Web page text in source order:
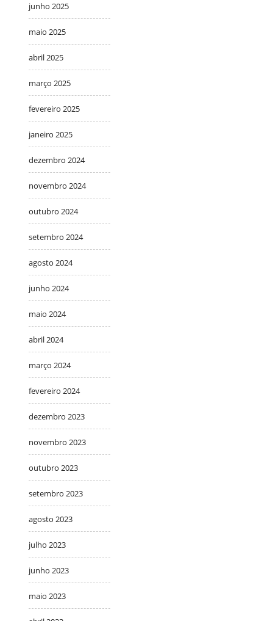
junho 2025
maio 2025
abril 2025
março 2025
fevereiro 2025
janeiro 2025
dezembro 2024
novembro 2024
outubro 2024
setembro 2024
agosto 2024
junho 2024
maio 2024
abril 2024
março 2024
fevereiro 2024
dezembro 2023
novembro 2023
outubro 2023
setembro 2023
agosto 2023
julho 2023
junho 2023
maio 2023